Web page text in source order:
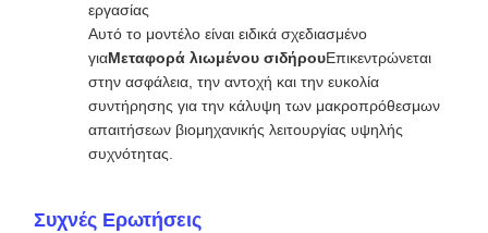
εργασίας
Αυτό το μοντέλο είναι ειδικά σχεδιασμένο
γιαΜεταφορά λιωμένου σιδήρουΕπικεντρώνεται
στην ασφάλεια, την αντοχή και την ευκολία
συντήρησης για την κάλυψη των μακροπρόθεσμων
απαιτήσεων βιομηχανικής λειτουργίας υψηλής
συχνότητας.
Συχνές Ερωτήσεις